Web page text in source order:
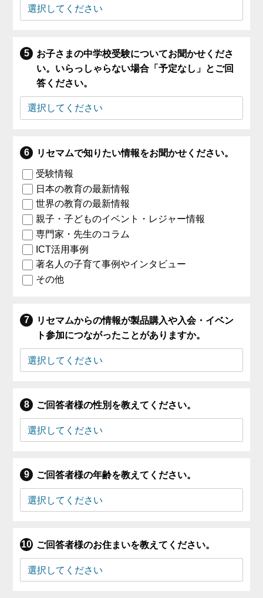
お子さまの中学校受験についてお聞かせくださ
い。いらっしゃらない場合「予定なし」とご回
答ください。
リセマムで知りたい情報をお聞かせください。
受験情報
日本の教育の最新情報
世界の教育の最新情報
親子・子どものイベント・レジャー情報
専門家・先生のコラム
ICT活用事例
著名人の子育て事例やインタビュー
その他
リセマムからの情報が製品購入や入会・イベン
ト参加につながったことがありますか。
ご回答者様の性別を教えてください。
ご回答者様の年齢を教えてください。
ご回答者様のお住まいを教えてください。